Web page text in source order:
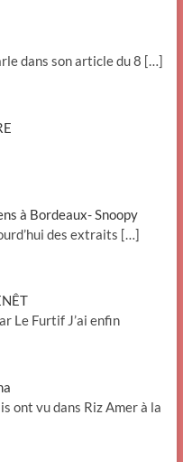
dans son article du 8 […]
à Bordeaux- Snoopy
des extraits […]
Le Furtif J’ai enfin
ont vu dans Riz Amer à la